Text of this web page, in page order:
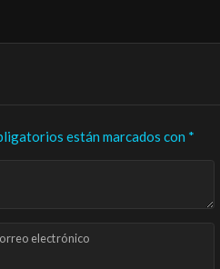
están marcados con *
electrónico